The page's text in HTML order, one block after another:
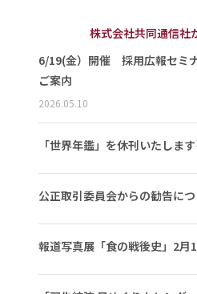
株式会社共同通信社
6/19(金）開催 採用広報セミ
ご案内
2026.05.10
「世界年鑑」を休刊いたします
公正取引委員会からの勧告に
報道写真展「食の戦後史」2月